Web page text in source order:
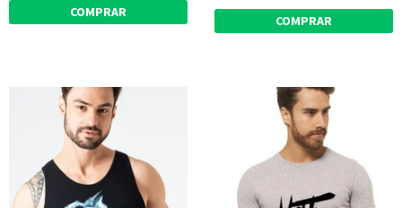
COMPRAR
COMPRAR